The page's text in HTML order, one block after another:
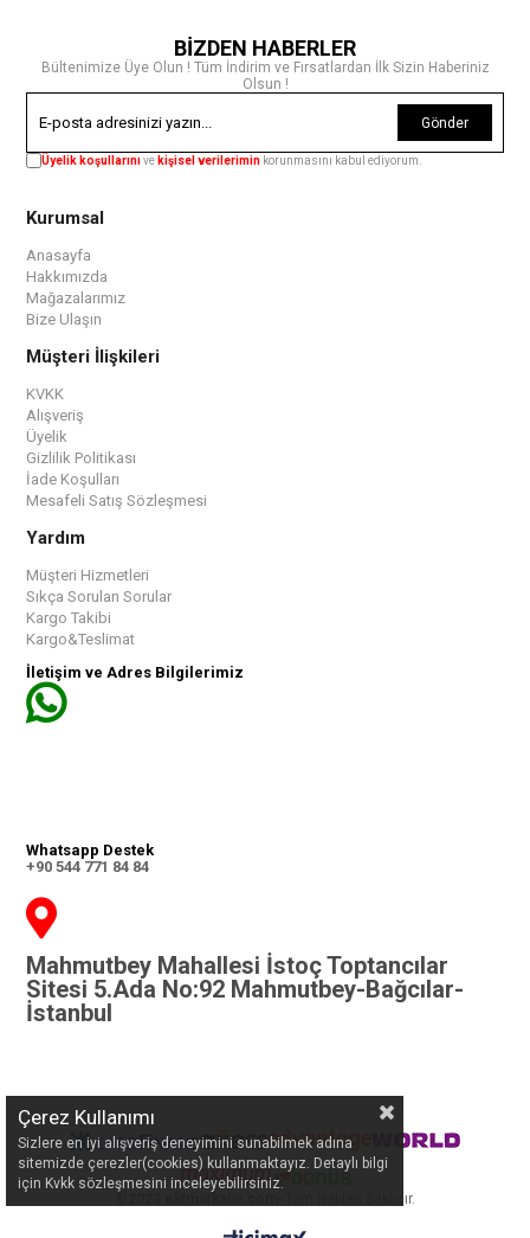
BİZDEN HABERLER
Bültenimize Üye Olun ! Tüm İndirim ve Fırsatlardan İlk Sizin Haberiniz
Olsun !
Gönder
Üyelik koşullarınıve kişisel verilerimin korunmasını kabul ediyorum.
Kurumsal
Anasayfa
Hakkımızda
Mağazalarımız
Bize Ulaşın
Müşteri İlişkileri
KVKK
Alışveriş
Üyelik
Gizlilik Politikası
İade Koşulları
Mesafeli Satış Sözleşmesi
Yardım
Müşteri Hizmetleri
Sıkça Sorulan Sorular
Kargo Takibi
Kargo&Teslimat
İletişim ve Adres Bilgilerimiz
Whatsapp Destek
+90 544 771 84 84
Mahmutbey Mahallesi İstoç Toptancılar
Sitesi 5.Ada No:92 Mahmutbey-Bağcılar-
İstanbul
- Tüm Hakları Saklıdır.
Çerez Kullanımı
Sizlere en iyi alışveriş deneyimini sunabilmek adına
sitemizde çerezler(cookies) kullanmaktayız. Detaylı bilgi
için Kvkk sözleşmesini inceleyebilirsiniz.